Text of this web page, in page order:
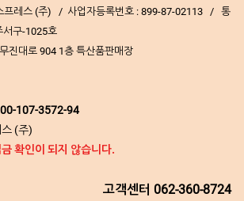
프레스 (주) / 사업자등록번호 : 899-87-02113 / 통
서구-1025호
진대로 904 1층 특산품판매장
107-3572-94
(주)
확인이 되지 않습니다.
고객센터 062-360-8724